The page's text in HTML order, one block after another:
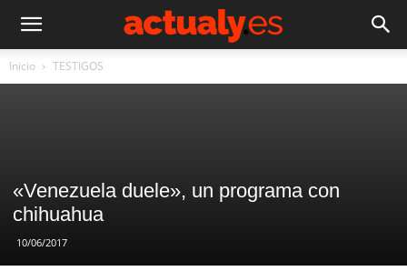
Inicio TESTIGOS
«Venezuela duele», un programa con
chihuahua
10/06/2017